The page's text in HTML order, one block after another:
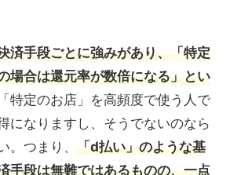
済手段ごとに強みがあり、「特定
場合は還元率が数倍になる」とい
特定のお店」を高頻度で使う人で
になりますし、そうでないのなら
。つまり、 「d払い」のような基
手段は無難ではあるものの、一点